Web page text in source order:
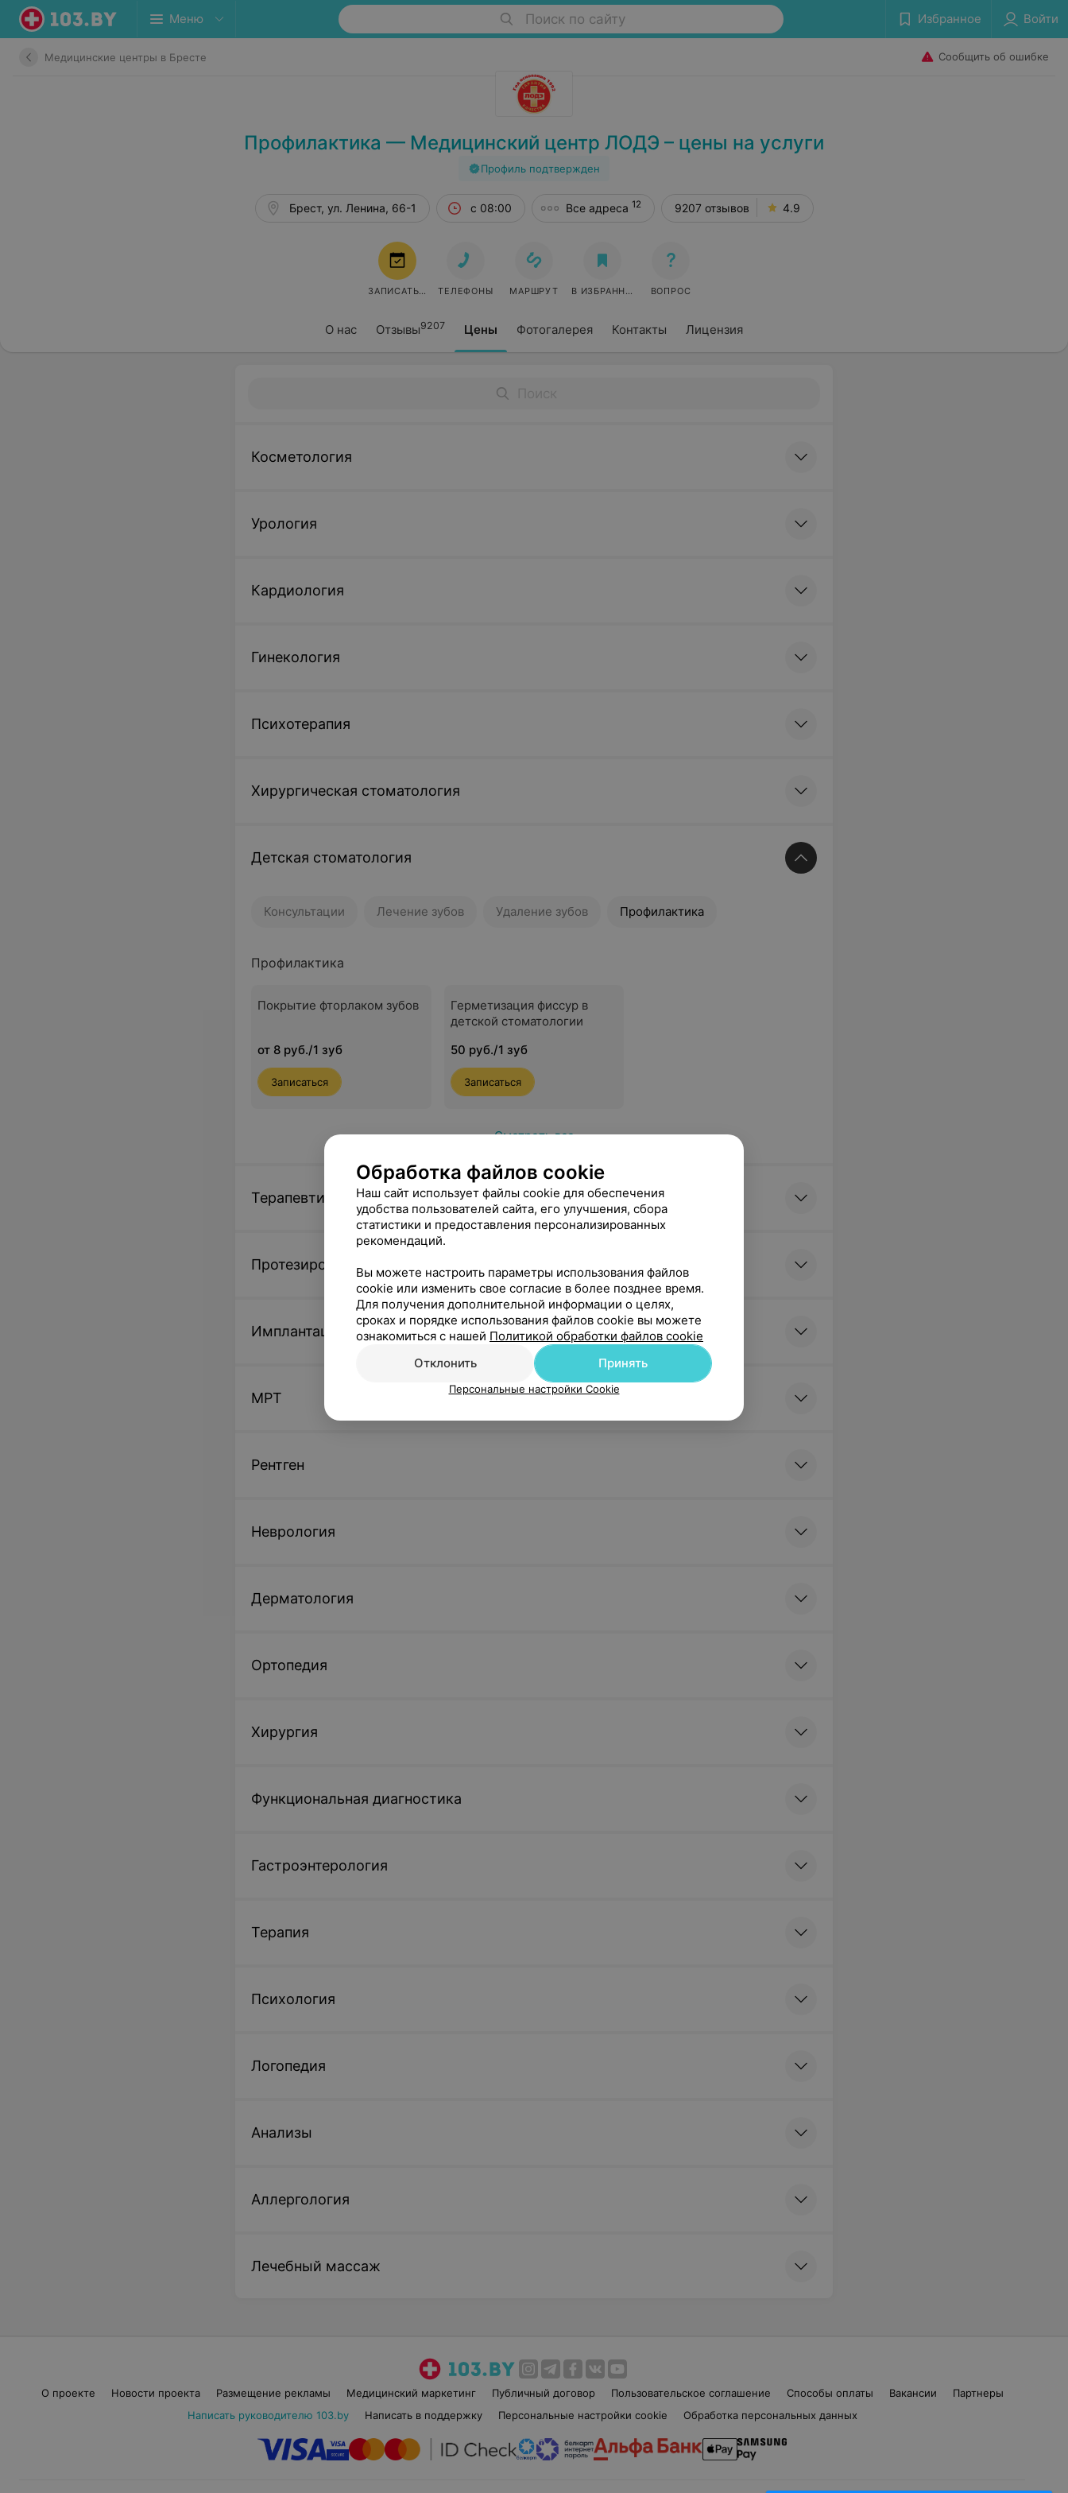
Меню Поиск по сайту Избранное Войти
Медицинские центры в Бресте Сообщить об ошибке
Профилактика — Медицинский центр ЛОДЭ – цены на услуги
Профиль подтвержден
О нас Отзывы9207 Цены Фотогалерея Контакты Лицензия
Брест, ул. Ленина, 66-1 с 08:00 Все адреса 12 9207 отзывов 4.9
ЗАПИСАТЬСЯ ТЕЛЕФОНЫ МАРШРУТ В ИЗБРАННОЕ ВОПРОС
Косметология
Урология
Кардиология
Гинекология
Психотерапия
Хирургическая стоматология
Детская стоматология
Консультации Лечение зубов Удаление зубов Профилактика
Профилактика
Покрытие фторлаком зубов
от 8 руб./1 зуб
Записаться
Герметизация фиссур в
детской стоматологии
50 руб./1 зуб
Записаться
Смотреть все
Терапевтическая стоматология
Протезирование зубов
Имплантация
МРТ
Рентген
Неврология
Дерматология
Ортопедия
Хирургия
Функциональная диагностика
Гастроэнтерология
Терапия
Психология
Логопедия
Анализы
Аллергология
Лечебный массаж
О проекте Новости проекта Размещение рекламы Медицинский маркетинг Публичный договор Пользовательское соглашение Способы оплаты Вакансии
Партнеры
Написать руководителю 103.by
Написать в поддержку Персональные настройки cookie Обработка персональных данных
Обработка файлов cookie
Наш сайт использует файлы cookie для обеспечения
удобства пользователей сайта, его улучшения, сбора
статистики и предоставления персонализированных
рекомендаций.
Вы можете настроить параметры использования файлов
cookie или изменить свое согласие в более позднее время.
Для получения дополнительной информации о целях,
сроках и порядке использования файлов cookie вы можете
ознакомиться с нашей Политикой обработки файлов cookie
Отклонить
Принять
Персональные настройки Cookie